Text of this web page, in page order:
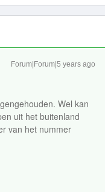
Forum|Forum|5 years ago
Wel kan
uit het buitenland
van het nummer